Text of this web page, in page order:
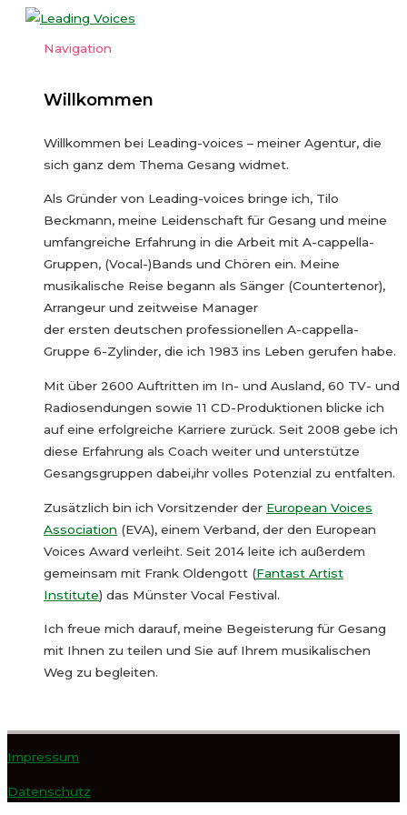
Zum
Navigation
Navigation
Willkommen
Willkommen bei Leading-voices – meiner Agentur, die
sich ganz dem Thema Gesang widmet.
Als Gründer von Leading-voices bringe ich, Tilo
Beckmann, meine Leidenschaft für Gesang und meine
umfangreiche Erfahrung in die Arbeit mit A-cappella-
Gruppen, (Vocal-)Bands und Chören ein. Meine
musikalische Reise begann als Sänger (Countertenor),
Arrangeur und zeitweise Manager
der ersten deutschen professionellen A-cappella-
Gruppe 6-Zylinder, die ich 1983 ins Leben gerufen habe.
Mit über 2600 Auftritten im In- und Ausland, 60 TV- und
Radiosendungen sowie 11 CD-Produktionen blicke ich
auf eine erfolgreiche Karriere zurück. Seit 2008 gebe ich
diese Erfahrung als Coach weiter und unterstütze
Gesangsgruppen dabei,ihr volles Potenzial zu entfalten.
Zusätzlich bin ich Vorsitzender der European Voices
Association (EVA), einem Verband, der den European
Voices Award verleiht. Seit 2014 leite ich außerdem
gemeinsam mit Frank Oldengott (Fantast Artist
Institute) das Münster Vocal Festival.
Ich freue mich darauf, meine Begeisterung für Gesang
mit Ihnen zu teilen und Sie auf Ihrem musikalischen
Weg zu begleiten.
Impressum
Datenschutz